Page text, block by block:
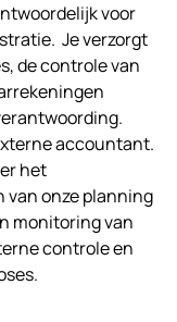
voor
Je verzorgt
de controle van
accountant.
het
van onze planning
monitoring van
controle en